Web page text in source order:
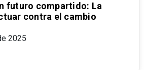
futuro compartido: La
contra el cambio
2025